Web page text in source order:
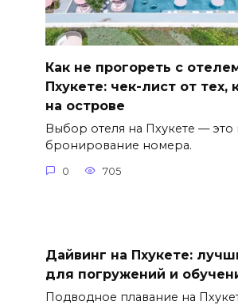
Как не прогореть с
Пхукете: чек-лист от тех,
на острове
Выбор отеля на Пхукете — это
бронирование номера.
0 705
Дайвинг на Пхукете:
для погружений и
Подводное плавание на